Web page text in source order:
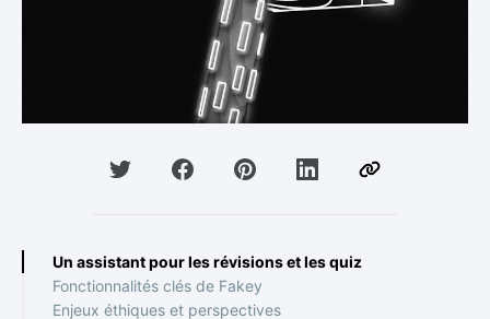
Un assistant pour les révisions et les quiz
Fonctionnalités clés de Fakey
Enjeux éthiques et perspectives